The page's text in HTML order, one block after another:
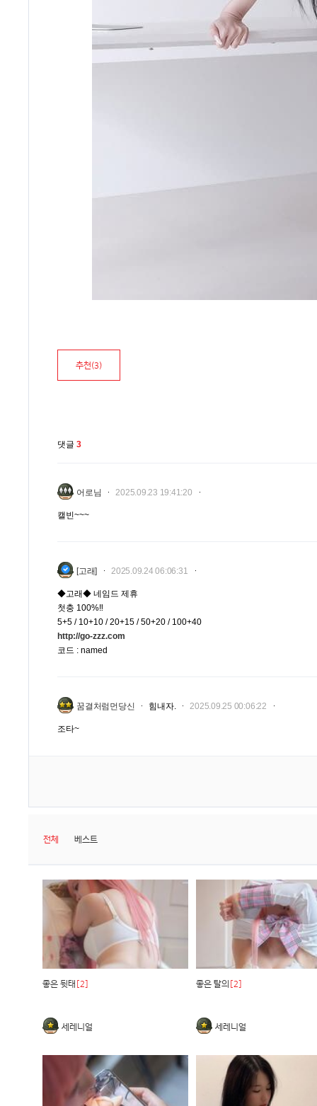
추천(3)
댓글 3
어로님 2025.09.23 19:41:20
캘빈~~~
[고래] 2025.09.24 06:06:31
◆고래◆ 네임드 제휴
첫충 100%‼️
5+5 / 10+10 / 20+15 / 50+20 / 100+40
http://go-zzz.com
코드 : named
꿈결처럼먼당신 힘내자. 2025.09.25 00:06:22
조타~
전체 베스트
좋은 뒷태 [2]
세레니얼
좋은 탈의 [2]
세레니얼